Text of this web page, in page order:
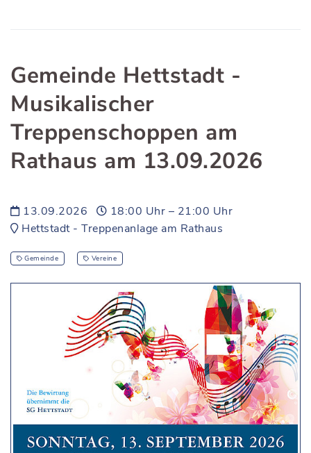
Gemeinde Hettstadt -
Musikalischer
Treppenschoppen am
Rathaus am 13.09.2026
13.09.2026
18:00 Uhr – 21:00 Uhr
Hettstadt - Treppenanlage am Rathaus
Gemeinde Vereine